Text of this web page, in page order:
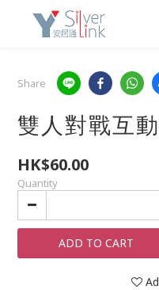
Share
雙人對戰互
HK$60.00
Quantity
ADD TO CART